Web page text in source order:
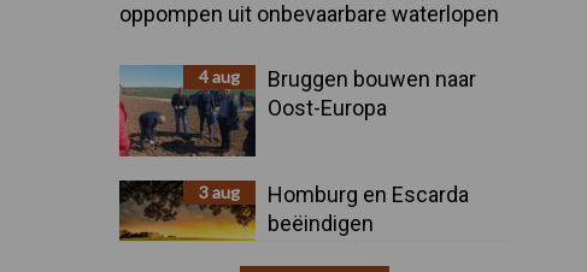
oppompen uit onbevaarbare waterlopen
4 aug
Bruggen bouwen naar
Oost-Europa
3 aug
Homburg en Escarda
beëindigen